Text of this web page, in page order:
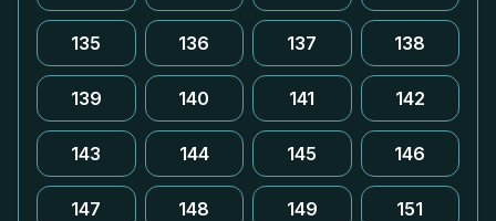
135 136 137 138
139 140 141 142
143 144 145 146
147 148 149 151